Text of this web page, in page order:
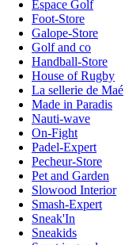
Espace Golf
Foot-Store
Galope-Store
Golf and co
Handball-Store
House of Rugby
La sellerie de Maé
Made in Paradis
Nauti-wave
On-Fight
Padel-Expert
Pecheur-Store
Pet and Garden
Slowood Interior
Smash-Expert
Sneak'In
Sneakids